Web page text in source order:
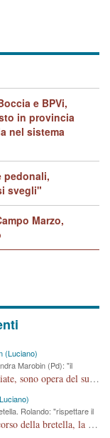
e BPVi,
in provincia
nel sistema
pedonali,
svegli"
Marzo,
(Luciano)
Marobin (Pd): "il
Consigliera Marobin, tutte le cose da Lei evidenziate, sono opera del suo ex Assessore e compagno di Partito Antonio Marco Dalla Pozza Assessore alla "progettazione" di piste ciclabili e altre porcherie. A lui manderei il conto da saldare per incidenti e danni alle persone. E' ora che "finiamola." Avete perso rassegnatevi. qui IL SINDACO RUCCO NON C'ENTRA PER NIENTE. CAPITO!!!!!!!! Amen.
Rolando: "rispettare il
Caro fratuck, conosco molto bene la zona, il percorso della bretella, la situazione dei cittadini, abito in Viale Trento. A partire dal 2003 ho partecipato al Comitato di Maddalene pro bretella, e a riunioni propositive per apportare modifiche al progetto. Numerose mie foto del territorio sono arrivate a Roma, altri miei interventi (non graditi dalla Sx) sono stati pubblicati dal GdV, assieme ad altri come Ciro Asproso, ora favorevole alla bretella. Ho partecipato alla raccolta firme per la chiusura della strada x 5 giorni eseguita dal Sindaco Hullwech per sforamento 180 Micro/g. Pertanto come impegno per la tematica sono apposto con la coscienza. Ora il Progetto è partito, fine! Voglio dire che la nuova Giunta "comunale" non c'entra più. L'opera sarà "malauguratamente" eseguita, ma non con il mio placet. Il Consigliere Comunale dovrebbe capire che la campagna elettorale è finita, con buona pace di tutti. Quello che invece dovrebbe interessare è la proprietà della strada, dall'uscita autostradale Ovest, sino alla Rotatoria dell'Albara, vi sono tre possessori: Autostrade SpA; La Provincia, il Comune. Come la mettiamo per il futuro ? I costi, da 50 sono saliti a 100 milioni di € come dire 20 milioni a KM (!) da non credere. Comunque si farà. Ma nessuno canti Vittoria, anzi meglio non farne un ulteriore fatto "partitico" per questioni elettorali o di seggio. Se mi manda la sua mail, sono disponibile ad inviare i documenti e le foto sopra descritte. Con ossequi, Luciano Parolin